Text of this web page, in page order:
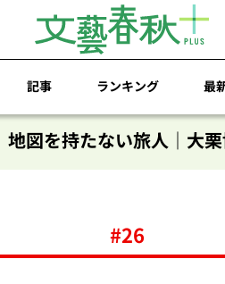
記事 ランキング 最
地図を持たない旅人｜大
#26